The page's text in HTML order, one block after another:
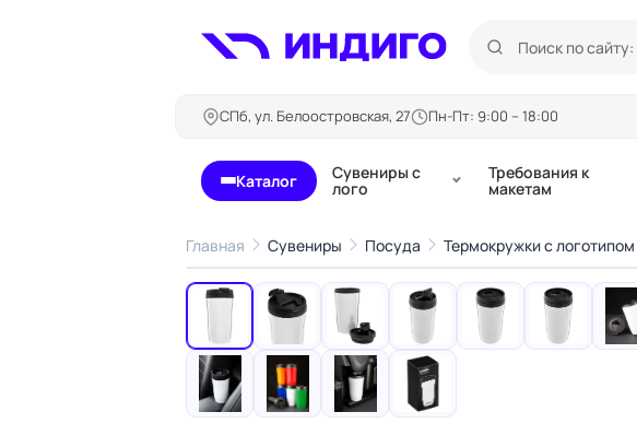
СПб, ул. Белоостровская, 27 Пн-Пт: 9:00 – 18:00
Каталог
Бланки и формуляры
Блокноты
Бейджи
Визитки
Конверты
Ленты для бейджей
Билеты, купоны
Буклеты
Карточные игры, колоды
Кубарики
Листовки, флаеры
Сувениры с
лого
Требования к
макетам
Главная Сувениры Посуда Термокружки с логотипом
‹